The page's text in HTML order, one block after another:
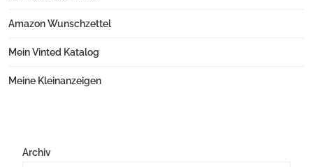
Amazon Wunschzettel
Mein Vinted Katalog
Meine Kleinanzeigen
Archiv